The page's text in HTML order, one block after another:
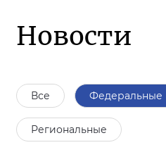
Новости
Все Федеральные
Региональные